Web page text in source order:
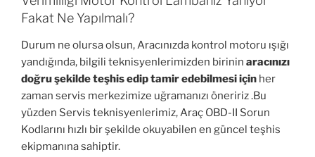
Fakat Ne Yapılmalı?
Durum ne olursa olsun, Aracınızda kontrol motoru ışığı
yandığında, bilgili teknisyenlerimizden birinin aracınızı
doğru şekilde teşhis edip tamir edebilmesi için her
zaman servis merkezimize uğramanızı öneririz .Bu
yüzden Servis teknisyenlerimiz, Araç OBD-II Sorun
Kodlarını hızlı bir şekilde okuyabilen en güncel teşhis
ekipmanına sahiptir.